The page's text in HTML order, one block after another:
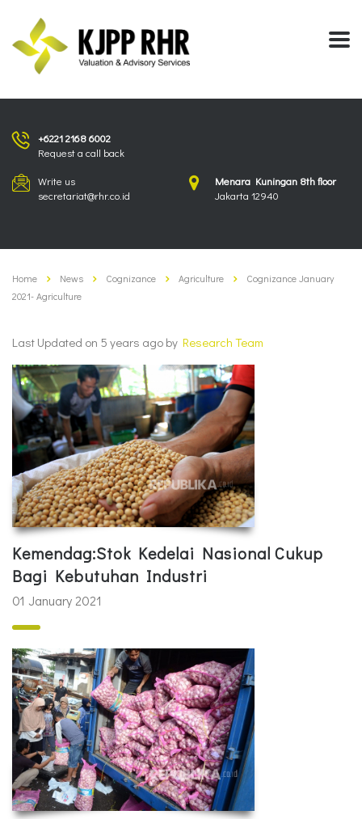
+6221 2168 6002
Request a call back
Write us
secretariat@rhr.co.id
Menara Kuningan 8th floor
Jakarta 12940
Home News Cognizance Agriculture
Cognizance January
2021- Agriculture
Last Updated on 5 years ago by Research Team
Kemendag:Stok Kedelai Nasional Cukup
Bagi Kebutuhan Industri
01 January 2021